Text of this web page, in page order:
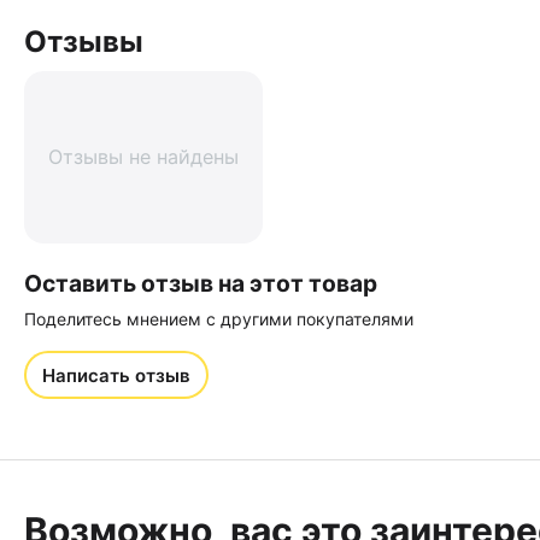
Отзывы
Отзывы не найдены
Оставить отзыв на этот товар
Поделитесь мнением с другими покупателями
Написать отзыв
Возможно, вас это